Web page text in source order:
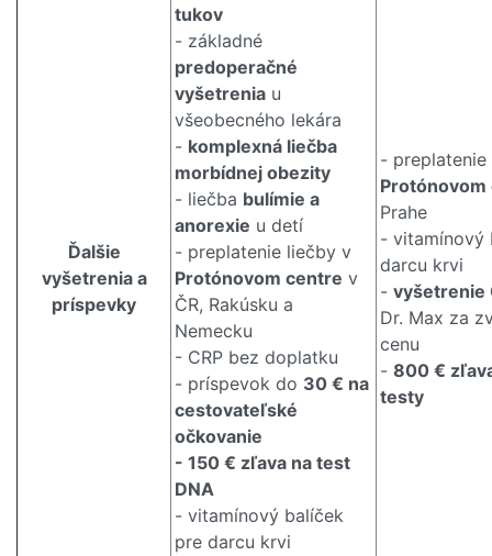
Ďalšie
vyšetrenia a
príspevky
tukov
- základné
predoperačné
vyšetrenia u
všeobecného lekára
- komplexná liečba
morbídnej obezity
- liečba bulímie a
anorexie u detí
- preplatenie liečby v
Protónovom centre v
ČR, Rakúsku a
Nemecku
- CRP bez doplatku
- príspevok do 30 € na
cestovateľské
očkovanie
- 150 € zľava na test
DNA
- vitamínový balíček
pre darcu krvi
-
Prahe
- vitamínový
darcu krvi
- vyšetrenie
Dr. Max za
cenu
- 800 €
testy